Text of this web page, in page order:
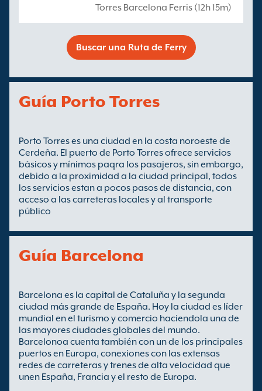
Torres Barcelona Ferris (12h 15m)
Buscar una Ruta de Ferry
Guía Porto Torres
Porto Torres es una ciudad en la costa noroeste de
Cerdeña. El puerto de Porto Torres ofrece servicios
básicos y mínimos paqra los pasajeros, sin embargo,
debido a la proximidad a la ciudad principal, todos
los servicios estan a pocos pasos de distancia, con
acceso a las carreteras locales y al transporte
público
Guía Barcelona
Barcelona es la capital de Cataluña y la segunda
ciudad más grande de España. Hoy la ciudad es líder
mundial en el turismo y comercio haciendola una de
las mayores ciudades globales del mundo.
Barcelonoa cuenta también con un de los principales
puertos en Europa, conexiones con las extensas
redes de carreteras y trenes de alta velocidad que
unen España, Francia y el resto de Europa.